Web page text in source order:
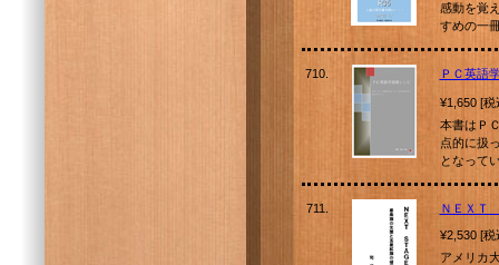
感動を覚
すめの一
710. ＰＣ英語
¥1,650 [
本書はＰ
点的に扱
となって
711.
ＮＥＸＴ
¥2,530 [
アメリカ